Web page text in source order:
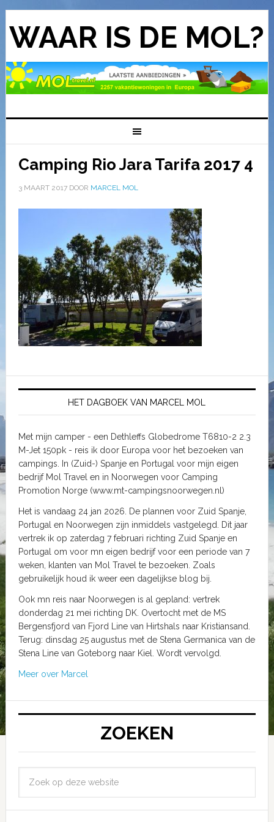
WAAR IS DE MOL?
Camping Rio Jara Tarifa 2017 4
3 MAART 2017DOOR MARCEL MOL
HET DAGBOEK VAN MARCEL MOL
Met mijn camper - een Dethleffs Globedrome T6810-2 2.3
M-Jet 150pk - reis ik door Europa voor het bezoeken van
campings. In (Zuid-) Spanje en Portugal voor mijn eigen
bedrijf Mol Travel en in Noorwegen voor Camping
Promotion Norge (www.mt-campingsnoorwegen.nl)
Het is vandaag 24 jan 2026. De plannen voor Zuid Spanje,
Portugal en Noorwegen zijn inmiddels vastgelegd. Dit jaar
vertrek ik op zaterdag 7 februari richting Zuid Spanje en
Portugal om voor mn eigen bedrijf voor een periode van 7
weken, klanten van Mol Travel te bezoeken. Zoals
gebruikelijk houd ik weer een dagelijkse blog bij.
Ook mn reis naar Noorwegen is al gepland: vertrek
donderdag 21 mei richting DK. Overtocht met de MS
Bergensfjord van Fjord Line van Hirtshals naar Kristiansand.
Terug: dinsdag 25 augustus met de Stena Germanica van de
Stena Line van Goteborg naar Kiel. Wordt vervolgd.
Meer over Marcel
ZOEKEN